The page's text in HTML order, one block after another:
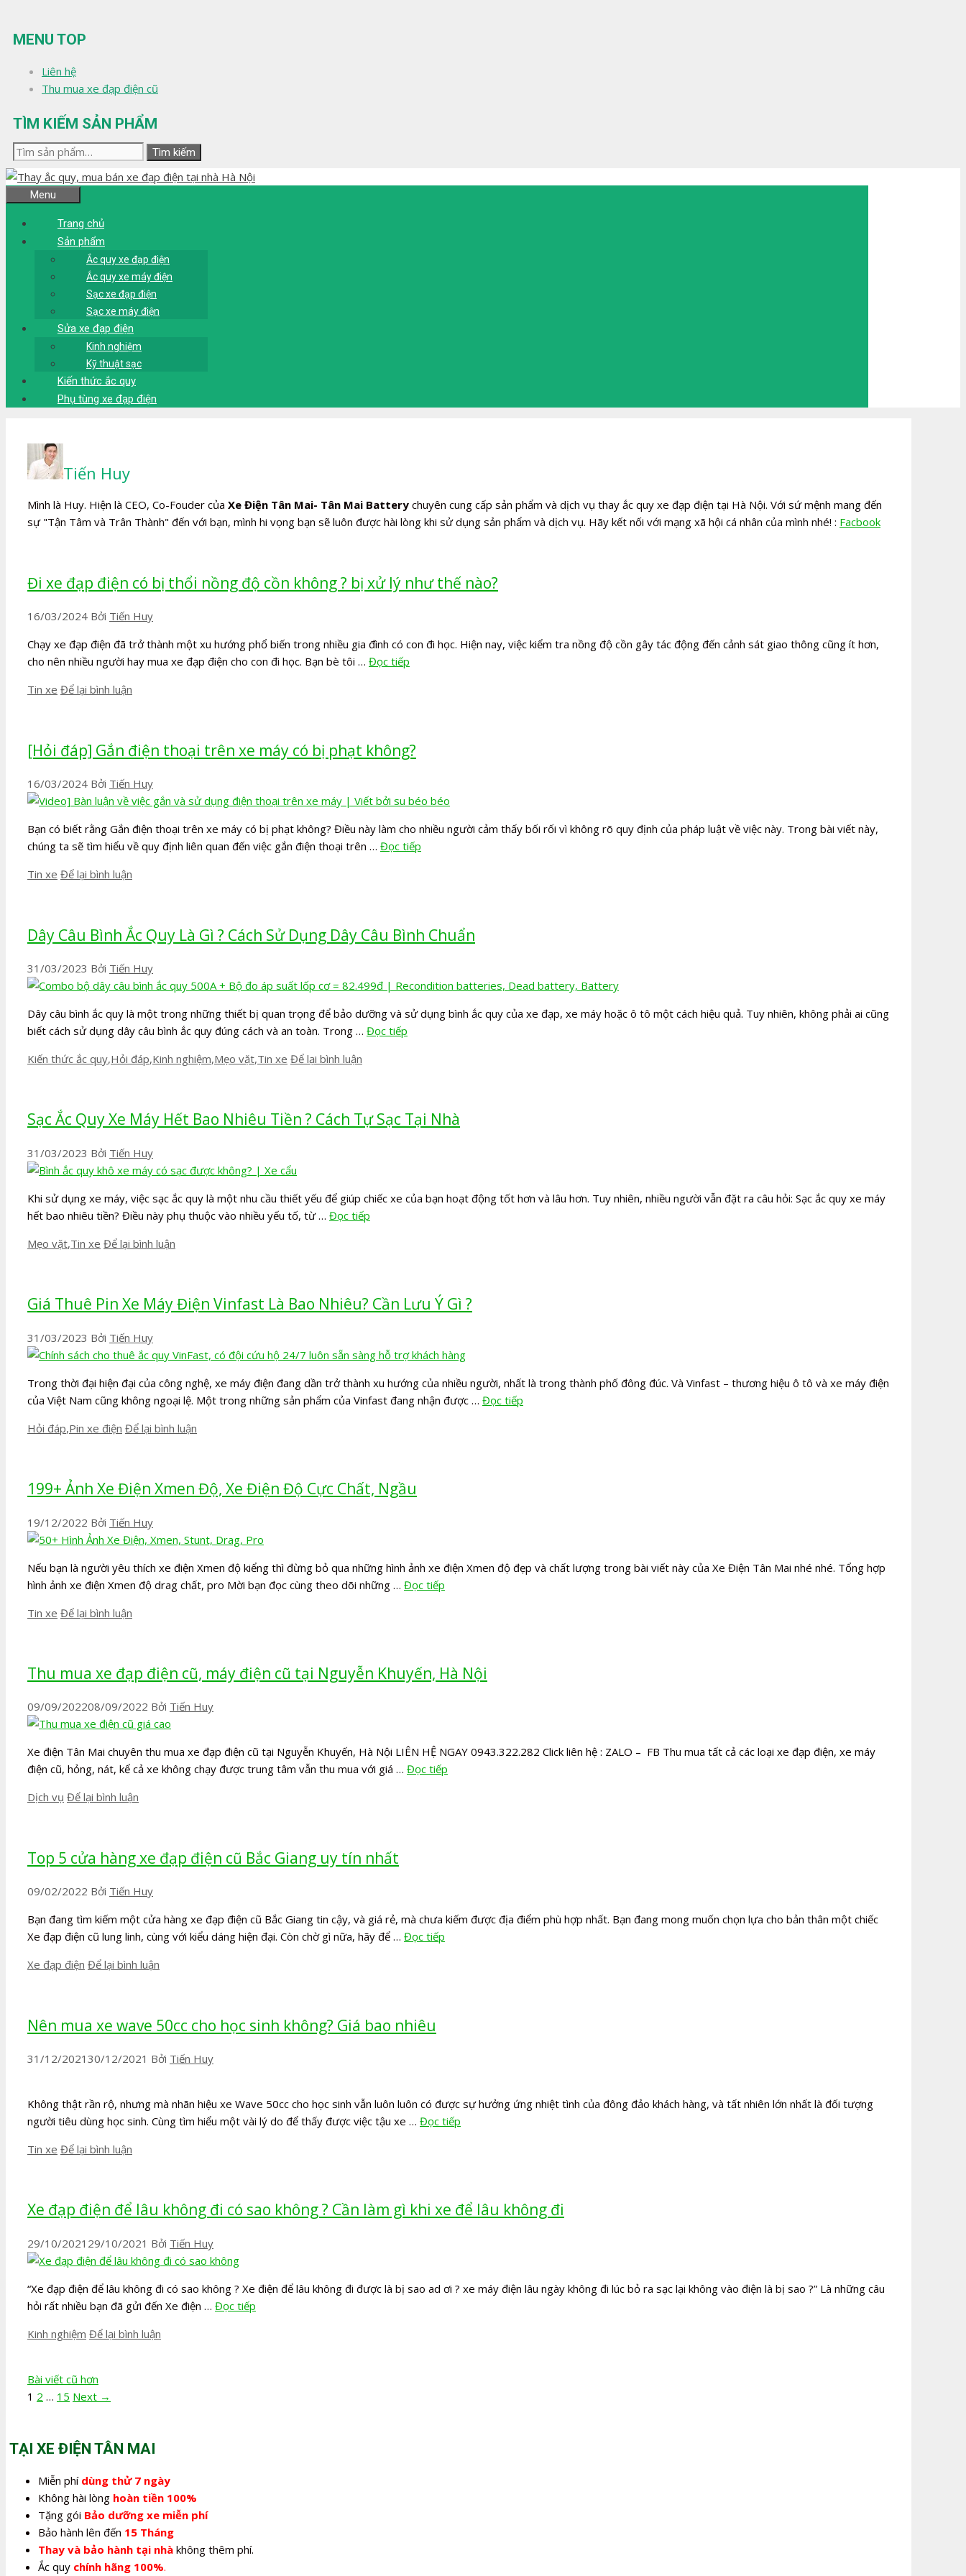
đến
nội
MENU TOP
Liên hệ
Thu mua xe đạp điện cũ
TÌM KIẾM SẢN PHẨM
Tìm
kiếm:
Tìm kiếm
Menu
Trang chủ
Sản phẩm
Ắc quy xe đạp điện
Ắc quy xe máy điện
Sạc xe đạp điện
Sạc xe máy điện
Sửa xe đạp điện
Kinh nghiệm
Kỹ thuật sạc
Kiến thức ắc quy
Phụ tùng xe đạp điện
Tiến Huy
Mình là Huy. Hiện là CEO, Co-Fouder của Xe Điện Tân Mai- Tân Mai Battery chuyên cung cấp sản phẩm và dịch vụ thay ắc quy xe đạp điện tại Hà Nội. Với sứ mệnh mang đến
sự "Tận Tâm và Trân Thành" đến với bạn, mình hi vọng bạn sẽ luôn được hài lòng khi sử dụng sản phẩm và dịch vụ. Hãy kết nối với mạng xã hội cá nhân của mình nhé! : Facbook
Đi xe đạp điện có bị thổi nồng độ cồn không ? bị xử lý như thế nào?
16/03/2024 Bởi Tiến Huy
Chạy xe đạp điện đã trở thành một xu hướng phổ biến trong nhiều gia đình có con đi học. Hiện nay, việc kiểm tra nồng độ cồn gây tác động đến cảnh sát giao thông cũng ít hơn,
cho nên nhiều người hay mua xe đạp điện cho con đi học. Bạn bè tôi … Đọc tiếp
Danh
Tin xe Để lại bình luận
[Hỏi đáp] Gắn điện thoại trên xe máy có bị phạt không?
16/03/2024 Bởi Tiến Huy
Bạn có biết rằng Gắn điện thoại trên xe máy có bị phạt không? Điều này làm cho nhiều người cảm thấy bối rối vì không rõ quy định của pháp luật về việc này. Trong bài viết này,
chúng ta sẽ tìm hiểu về quy định liên quan đến việc gắn điện thoại trên … Đọc tiếp
Danh
Tin xe Để lại bình luận
Dây Câu Bình Ắc Quy Là Gì ? Cách Sử Dụng Dây Câu Bình Chuẩn
31/03/2023 Bởi Tiến Huy
Dây câu bình ắc quy là một trong những thiết bị quan trọng để bảo dưỡng và sử dụng bình ắc quy của xe đạp, xe máy hoặc ô tô một cách hiệu quả. Tuy nhiên, không phải ai cũng
biết cách sử dụng dây câu bình ắc quy đúng cách và an toàn. Trong … Đọc tiếp
Danh
Kiến thức ắc quy,Hỏi đáp,Kinh nghiệm,Mẹo vặt,Tin xe Để lại bình luận
Sạc Ắc Quy Xe Máy Hết Bao Nhiêu Tiền ? Cách Tự Sạc Tại Nhà
31/03/2023 Bởi Tiến Huy
Khi sử dụng xe máy, việc sạc ắc quy là một nhu cầu thiết yếu để giúp chiếc xe của bạn hoạt động tốt hơn và lâu hơn. Tuy nhiên, nhiều người vẫn đặt ra câu hỏi: Sạc ắc quy xe máy
hết bao nhiêu tiền? Điều này phụ thuộc vào nhiều yếu tố, từ … Đọc tiếp
Danh
Mẹo vặt,Tin xe Để lại bình luận
Giá Thuê Pin Xe Máy Điện Vinfast Là Bao Nhiêu? Cần Lưu Ý Gì ?
31/03/2023 Bởi Tiến Huy
Trong thời đại hiện đại của công nghệ, xe máy điện đang dần trở thành xu hướng của nhiều người, nhất là trong thành phố đông đúc. Và Vinfast – thương hiệu ô tô và xe máy điện
của Việt Nam cũng không ngoại lệ. Một trong những sản phẩm của Vinfast đang nhận được … Đọc tiếp
Danh
Hỏi đáp,Pin xe điện Để lại bình luận
199+ Ảnh Xe Điện Xmen Độ, Xe Điện Độ Cực Chất, Ngầu
19/12/2022 Bởi Tiến Huy
Nếu bạn là người yêu thích xe điện Xmen độ kiểng thì đừng bỏ qua những hình ảnh xe điện Xmen độ đẹp và chất lượng trong bài viết này của Xe Điện Tân Mai nhé nhé. Tổng hợp
hình ảnh xe điện Xmen độ drag chất, pro Mời bạn đọc cùng theo dõi những … Đọc tiếp
Danh
Tin xe Để lại bình luận
Thu mua xe đạp điện cũ, máy điện cũ tại Nguyễn Khuyến, Hà Nội
09/09/202208/09/2022 Bởi Tiến Huy
Xe điện Tân Mai chuyên thu mua xe đạp điện cũ tại Nguyễn Khuyến, Hà Nội LIÊN HỆ NGAY 0943.322.282 Click liên hệ : ZALO – FB Thu mua tất cả các loại xe đạp điện, xe máy
điện cũ, hỏng, nát, kể cả xe không chạy được trung tâm vẫn thu mua với giá … Đọc tiếp
Danh
Dịch vụ Để lại bình luận
Top 5 cửa hàng xe đạp điện cũ Bắc Giang uy tín nhất
09/02/2022 Bởi Tiến Huy
Bạn đang tìm kiếm một cửa hàng xe đạp điện cũ Bắc Giang tin cậy, và giá rẻ, mà chưa kiếm được địa điểm phù hợp nhất. Bạn đang mong muốn chọn lựa cho bản thân một chiếc
Xe đạp điện cũ lung linh, cùng với kiểu dáng hiện đại. Còn chờ gì nữa, hãy để … Đọc tiếp
Danh
Xe đạp điện Để lại bình luận
Nên mua xe wave 50cc cho học sinh không? Giá bao nhiêu
31/12/2021 30/12/2021 Bởi Tiến Huy
Không thật rần rộ, nhưng mà nhãn hiệu xe Wave 50cc cho học sinh vẫn luôn luôn có được sự hưởng ứng nhiệt tình của đông đảo khách hàng, và tất nhiên lớn nhất là đối tượng
người tiêu dùng học sinh. Cùng tìm hiểu một vài lý do để thấy được việc tậu xe … Đọc tiếp
Danh
Tin xe Để lại bình luận
Xe đạp điện để lâu không đi có sao không ? Cần làm gì khi xe để lâu không đi
29/10/2021 29/10/2021 Bởi Tiến Huy
“Xe đạp điện để lâu không đi có sao không ? Xe điện để lâu không đi được là bị sao ad ơi ? xe máy điện lâu ngày không đi lúc bỏ ra sạc lại không vào điện là bị sao ?” Là những câu
hỏi rất nhiều bạn đã gửi đến Xe điện … Đọc tiếp
Danh
Kinh nghiệm Để lại bình luận
Điều
hướng
Bài viết cũ hơn
Page
1 Page
2 … Page
15 Next →
TẠI XE ĐIỆN TÂN MAI
Miễn phí dùng thử 7 ngày
Không hài lòng hoàn tiền 100%
Tặng gói Bảo dưỡng xe miễn phí
Bảo hành lên đến 15 Tháng
Thay và bảo hành tại nhà không thêm phí.
Ắc quy chính hãng 100%.